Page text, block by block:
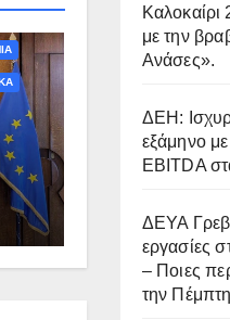
Καλοκαίρι
με την
Ανάσες».
ΔΕΗ:
εξάμηνο
EBITDA
ΔΕΥΑ
εργασίες
– Ποιες
την Πέμπτη